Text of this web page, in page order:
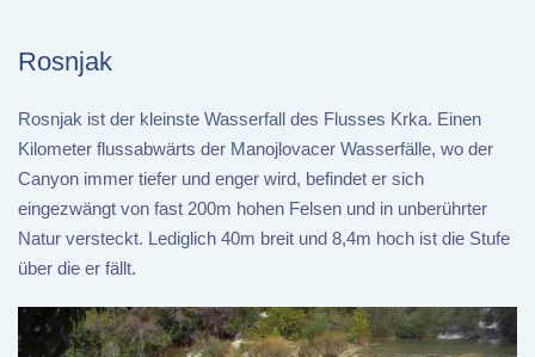
Rosnjak
Rosnjak ist der kleinste Wasserfall des Flusses Krka. Einen
Kilometer flussabwärts der Manojlovacer Wasserfälle, wo der
Canyon immer tiefer und enger wird, befindet er sich
eingezwängt von fast 200m hohen Felsen und in unberührter
Natur versteckt. Lediglich 40m breit und 8,4m hoch ist die Stufe
über die er fällt.